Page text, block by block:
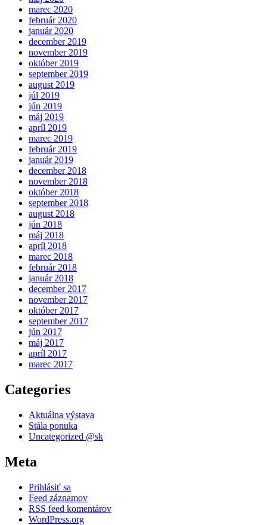
marec 2020
február 2020
január 2020
december 2019
november 2019
október 2019
september 2019
august 2019
júl 2019
jún 2019
máj 2019
apríl 2019
marec 2019
február 2019
január 2019
december 2018
november 2018
október 2018
september 2018
august 2018
jún 2018
máj 2018
apríl 2018
marec 2018
február 2018
január 2018
december 2017
november 2017
október 2017
september 2017
jún 2017
máj 2017
apríl 2017
marec 2017
Categories
Aktuálna výstava
Stála ponuka
Uncategorized @sk
Meta
Prihlásiť sa
Feed záznamov
RSS feed komentárov
WordPress.org